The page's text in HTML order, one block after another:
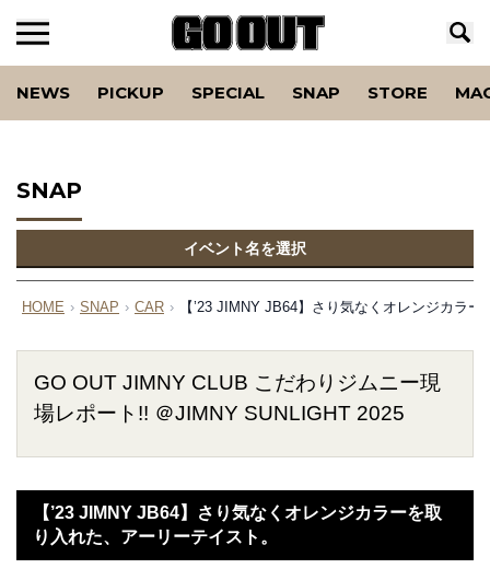
NEWS PICKUP SPECIAL SNAP STORE
SNAP
イベント名を選択
HOME › SNAP › CAR › 【’23 JIMNY JB64】さり気なくオレンジカラ
GO OUT JIMNY CLUB こだわりジムニー現
場レポート!! ＠JIMNY SUNLIGHT 2025
【’23 JIMNY JB64】さり気なくオレンジカラーを取
り入れた、アーリーテイスト。